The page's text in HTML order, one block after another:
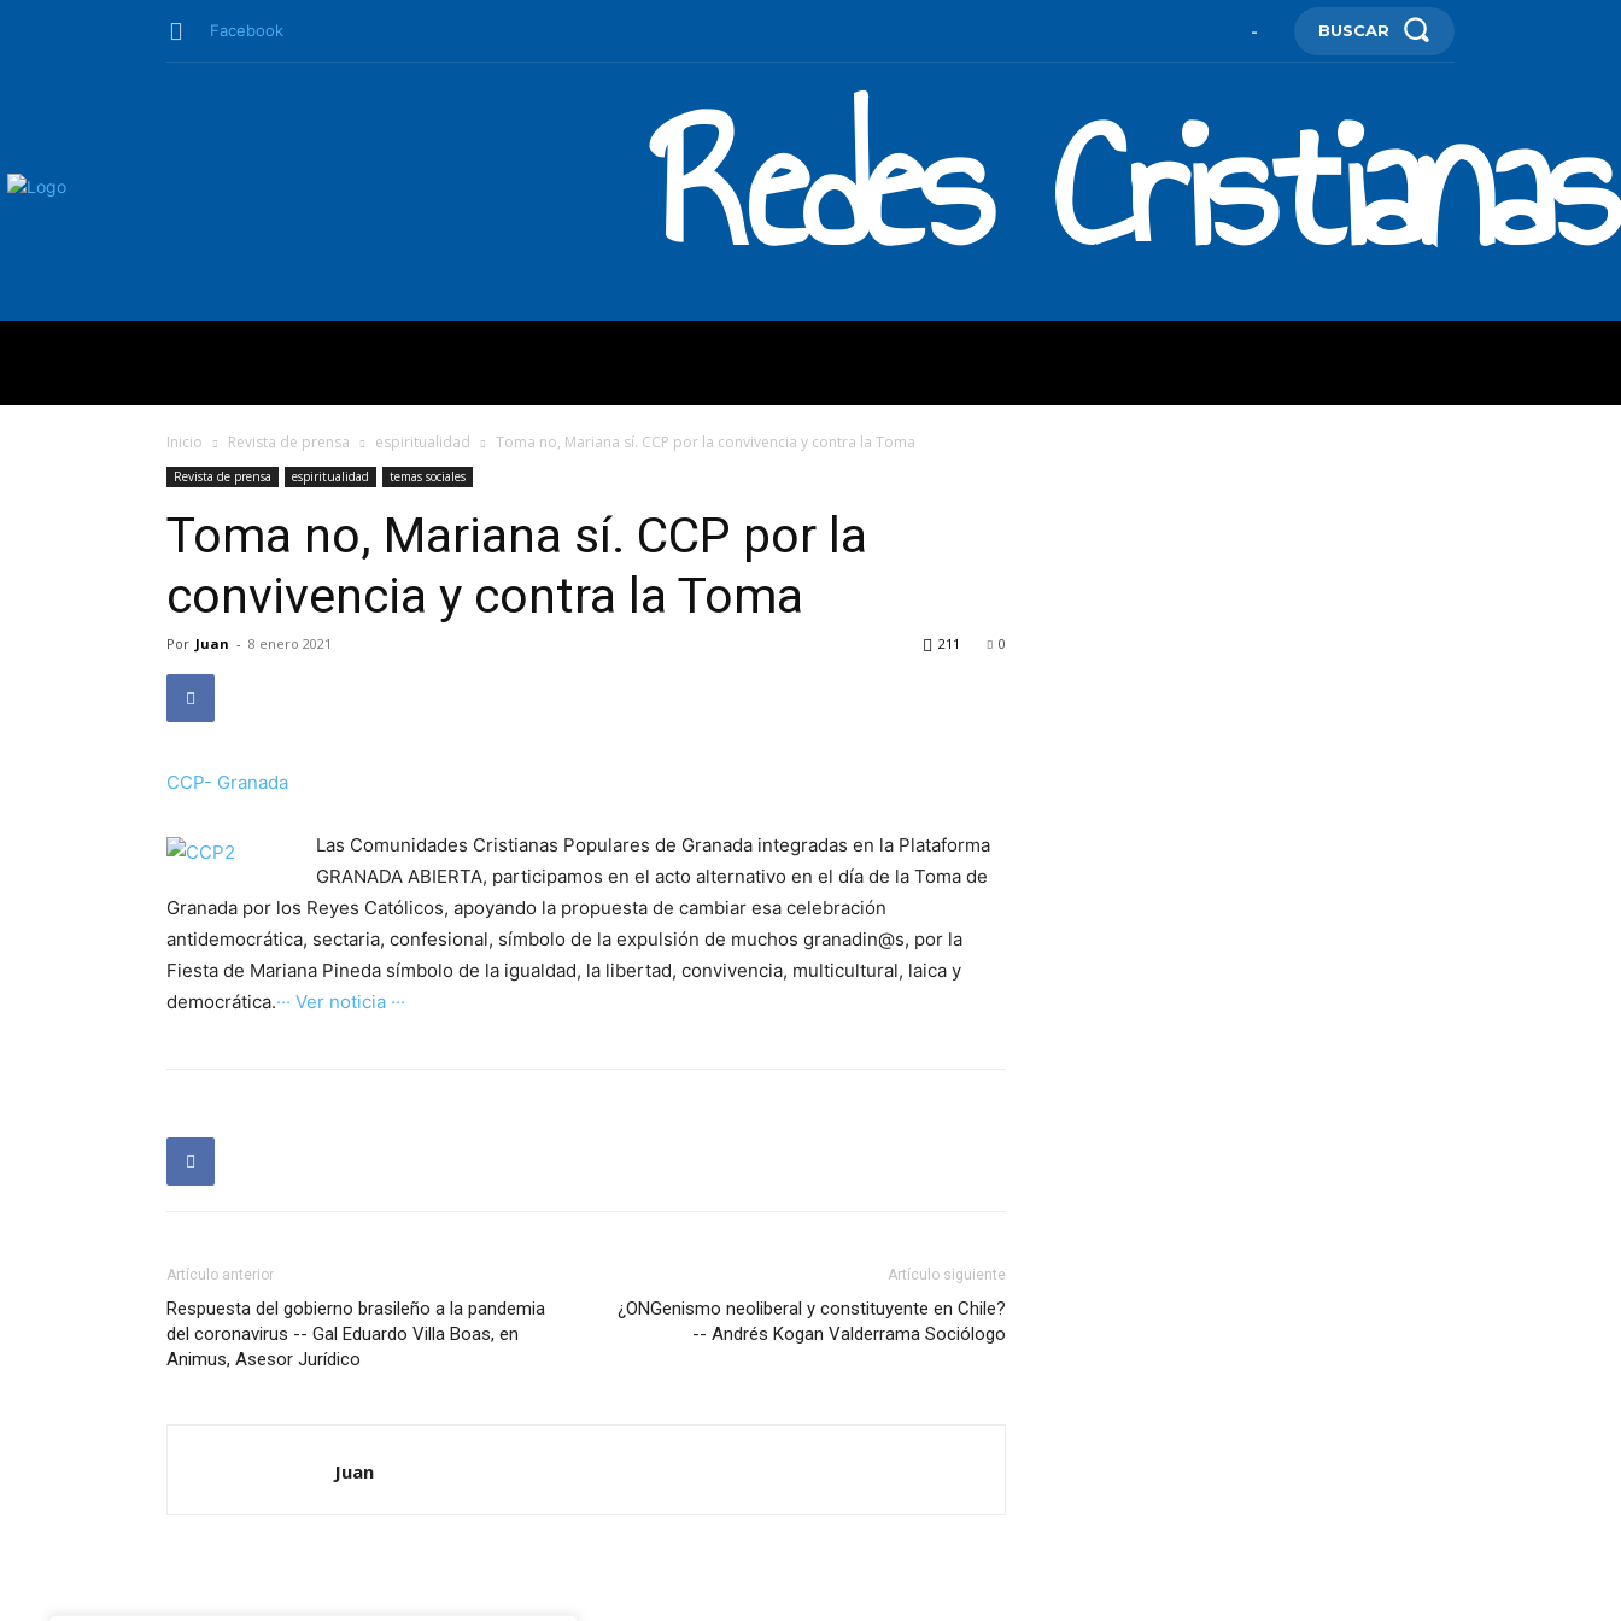
Facebook - BUSCAR
Redes Cristianas
Inicio Revista de prensa espiritualidad Toma no, Mariana sí. CCP por la convivencia y contra la Toma
Revista de prensa espiritualidad temas sociales
Toma no, Mariana sí. CCP por la
convivencia y contra la Toma
Por Juan - 8 enero 2021 0
211
CCP- Granada
Las Comunidades Cristianas Populares de Granada integradas en la Plataforma
GRANADA ABIERTA, participamos en el acto alternativo en el día de la Toma de
Granada por los Reyes Católicos, apoyando la propuesta de cambiar esa celebración
antidemocrática, sectaria, confesional, símbolo de la expulsión de muchos granadin@s, por la
Fiesta de Mariana Pineda símbolo de la igualdad, la libertad, convivencia, multicultural, laica y
democrática.··· Ver noticia ···
Artículo anterior
Respuesta del gobierno brasileño a la pandemia
del coronavirus -- Gal Eduardo Villa Boas, en
Animus, Asesor Jurídico
Artículo siguiente
¿ONGenismo neoliberal y constituyente en Chile?
-- Andrés Kogan Valderrama Sociólogo
Juan